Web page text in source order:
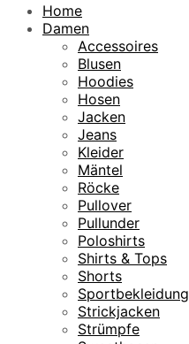
Home
Damen
Accessoires
Blusen
Hoodies
Hosen
Jacken
Jeans
Kleider
Mäntel
Röcke
Pullover
Pullunder
Poloshirts
Shirts & Tops
Shorts
Sportbekleidung
Strickjacken
Strümpfe